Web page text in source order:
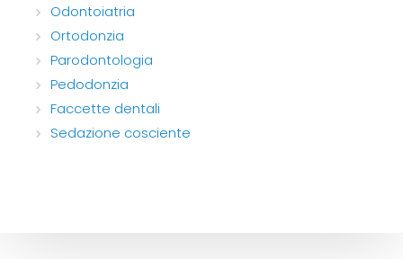
Odontoiatria
Ortodonzia
Parodontologia
Pedodonzia
Faccette dentali
Sedazione cosciente